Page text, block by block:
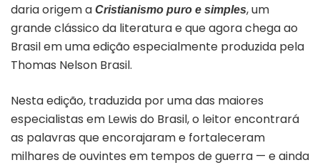
daria origem a Cristianismo puro e simples, um
grande clássico da literatura e que agora chega ao
Brasil em uma edição especialmente produzida pela
Thomas Nelson Brasil.
Nesta edição, traduzida por uma das maiores
especialistas em Lewis do Brasil, o leitor encontrará
as palavras que encorajaram e fortaleceram
milhares de ouvintes em tempos de guerra — e ainda